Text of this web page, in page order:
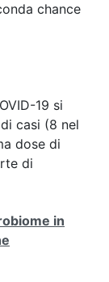
chance
19 si
casi (8 nel
dose di
di
in